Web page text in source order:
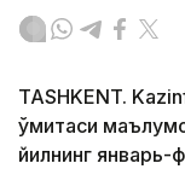
TASHKENT.
қўмитаси
йилнинг январь-